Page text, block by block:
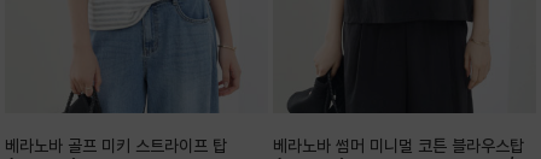
베라노바 골프 미키 스트라이프 탑
베라노바 썸머 미니멀 코튼 블라우스탑